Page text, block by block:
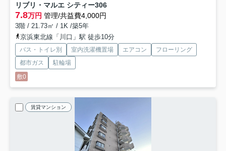
リブリ・マルエ シティー306
7.8万円 管理/共益費4,000円
3階 / 21.73㎡ / 1K /築5年
京浜東北線「川口」駅 徒歩10分
バス・トイレ別 室内洗濯機置場 エアコン
フローリング
都市ガス
駐輪場
敷0
賃貸マンション